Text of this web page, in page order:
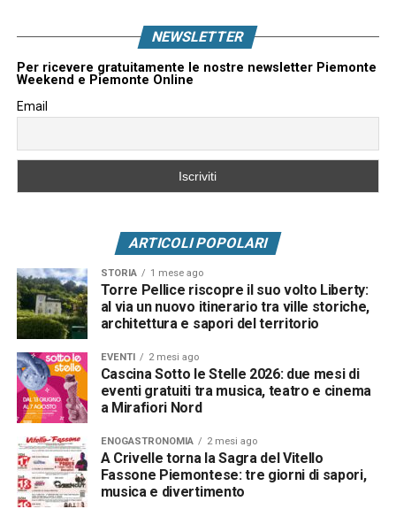
NEWSLETTER
Per ricevere gratuitamente le nostre newsletter Piemonte
Weekend e Piemonte Online
Email
ARTICOLI POPOLARI
STORIA 1 mese ago
Torre Pellice riscopre il suo volto Liberty:
al via un nuovo itinerario tra ville storiche,
architettura e sapori del territorio
EVENTI 2 mesi ago
Cascina Sotto le Stelle 2026: due mesi di
eventi gratuiti tra musica, teatro e cinema
a Mirafiori Nord
ENOGASTRONOMIA 2 mesi ago
A Crivelle torna la Sagra del Vitello
Fassone Piemontese: tre giorni di sapori,
musica e divertimento